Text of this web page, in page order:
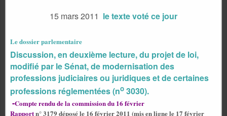
15 mars 2011 le texte voté ce jour
Le dossier parlementaire
Discussion, en deuxième lecture, du projet de loi,
modifié par le Sénat, de modernisation des
professions judiciaires ou juridiques et de certaines
professions réglementées (no 3030).
-Compte rendu de la commission du 16 février
Rapportn° 3179 déposé le 16 février 2011 (mis en ligne le 17 février